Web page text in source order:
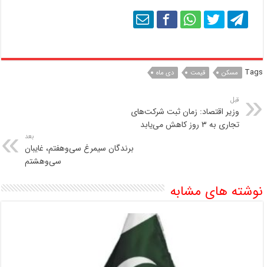
Tags مسکن قیمت دی ماه
قبل
وزیر اقتصاد: زمان ثبت شرکت‌های
تجاری به ۳ روز کاهش می‌یابد
بعد
برندگان سیمرغ سی‌وهفتم، غایبان
سی‌وهشتم
نوشته های مشابه